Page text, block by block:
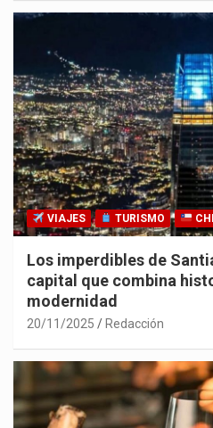
VIAJES TURISMO
Los imperdibles de
capital que combina
modernidad
20/11/2025 Redacción